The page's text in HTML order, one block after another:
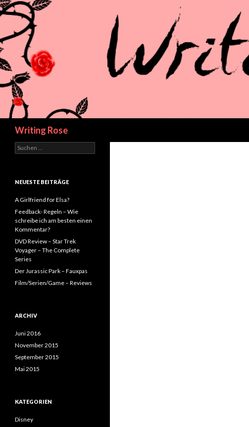
Writing Rose
Suchen
nach:
NEUESTE BEITRÄGE
A Girlfriend for Elsa?
Feedback- Regeln – Wie
schreibe ich am besten einen
Kommentar?
DVD Review – Star Trek
Voyager – The Complete
Series
Der Jurassic Park – Fauxpas
Film/Serien/Game – Reviews
ARCHIV
Juni 2016
November 2015
September 2015
Mai 2015
KATEGORIEN
Disney